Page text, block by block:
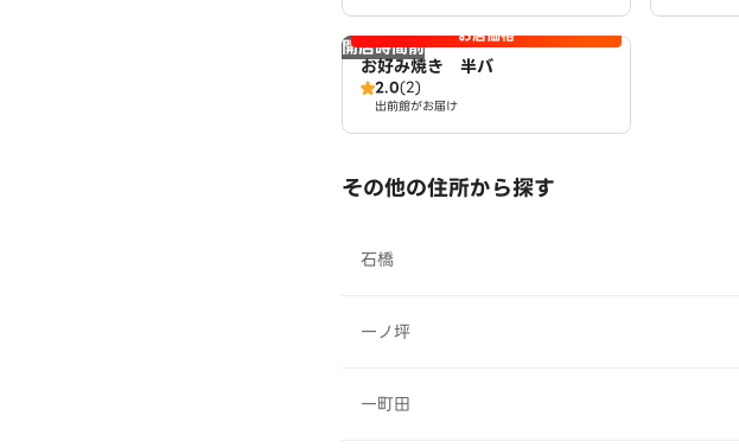
開店時間前 お店価格
お好み焼き 半バ
2.0(2)
出前館がお届け
その他の住所から探す
石橋
一ノ坪
一町田